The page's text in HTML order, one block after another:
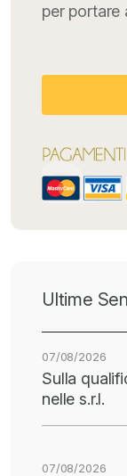
per portare
Ultime
07/08/2026
Sulla
nelle s.r.l.
07/08/2026